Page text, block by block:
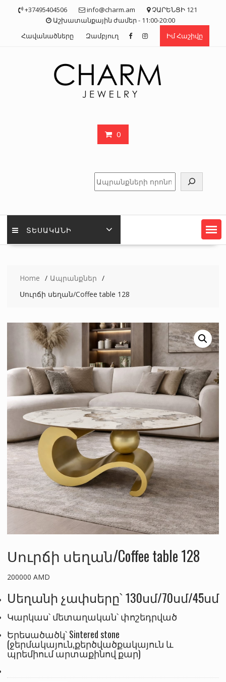
+37495404506 info@charm.am
ՉԱՐԵՆՑԻ 121
Աշխատանքային ժամեր - 11:00-20:00
Հավանածները
Զամբյուղ Իմ Հաշիվը
0
Որոնել
ՏԵՍԱԿԱՆԻ
Home
Ապրանքներ
Սուրճի սեղան/Coffee table 128
Սուրճի սեղան/Coffee table 128
200000 AMD
Սեղանի չափսերը՝ 130սմ/70սմ/45սմ
Կարկաս՝ մետաղական՝ փոշեդրված
Երեսածածկ՝ Sintered stone
(ջերմակայուն,քերծվածքակայուն և
պրեմիում արտաքինով քար)